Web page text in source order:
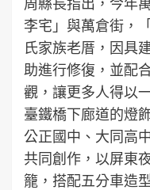
李宅」與萬倉街，
氏家族老厝，因具
助進行修復，並配
觀，讓更多人得以
臺鐵橋下廊道的燈
公正國中、大同高
共同創作，以屏東
籠，搭配五分車造